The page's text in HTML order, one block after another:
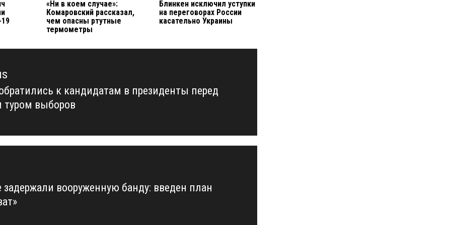
19
«Ни в коем случае»:
Комаровский рассказал,
чем опасны ртутные
термометры
Блинкен исключил уступки
на переговорах России
касательно Украины
к кандидатам в президенты перед
туром выборов
задержали вооруженную банду: введен план